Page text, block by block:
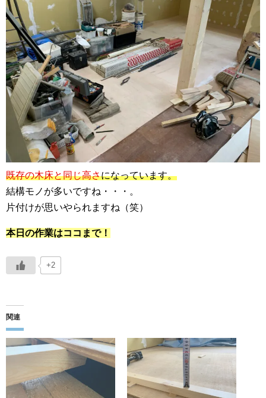
既存の木床と同じ高さになっています。
結構モノが多いですね・・・。
片付けが思いやられますね（笑）
本日の作業はココまで！
+2
関連